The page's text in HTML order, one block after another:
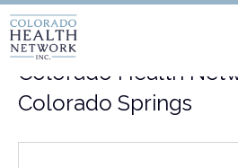
Colorado Health
Colorado Springs